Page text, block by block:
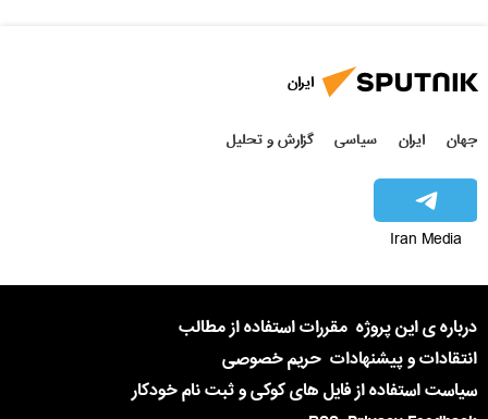
ایران
جهان ایران سیاسی گزارش و تحلیل
Iran Media
درباره ی این پروژه مقررات استفاده از مطالب
انتقادات و پیشنهادات حریم خصوصی
سیاست استفاده از فایل های کوکی و ثبت نام خودکار